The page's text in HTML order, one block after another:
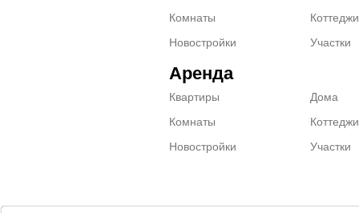
Комнаты
Новостройки
Коттеджи
Участки
Аренда
Квартиры
Комнаты
Новостройки
Дома
Коттеджи
Участки